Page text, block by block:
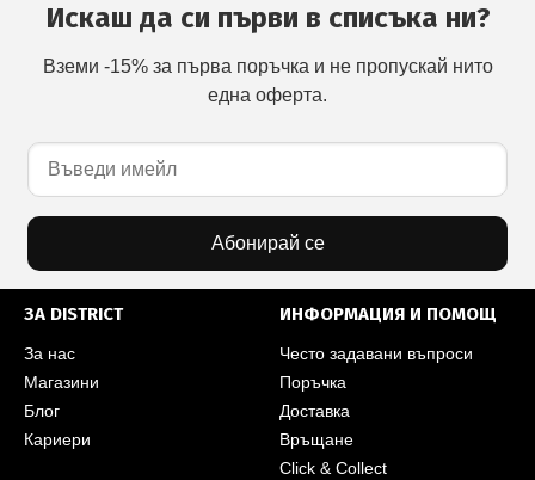
Искаш да си първи в списъка ни?
Вземи -15% за първа поръчка и не пропускай нито
една оферта.
Абонирай се
ЗА DISTRICT
За нас
Магазини
Блог
Кариери
ИНФОРМАЦИЯ И ПОМОЩ
Често задавани въпроси
Поръчка
Доставка
Връщане
Click & Collect